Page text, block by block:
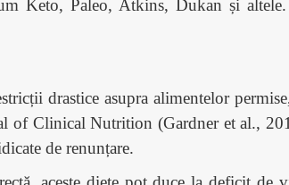
Keto, Paleo, Atkins, Dukan și altele.
drastice asupra alimentelor
of Clinical Nutrition (Gardner et al.,
de renunțare.